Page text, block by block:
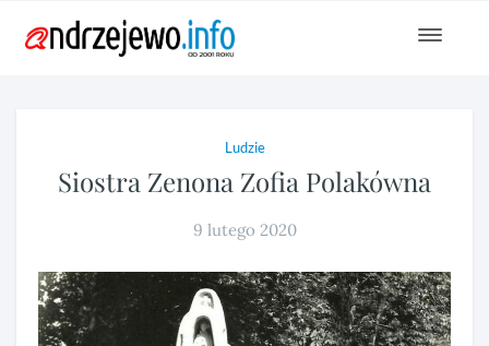
Toggle
Ludzie
Siostra Zenona Zofia Polakówna
9 lutego 2020